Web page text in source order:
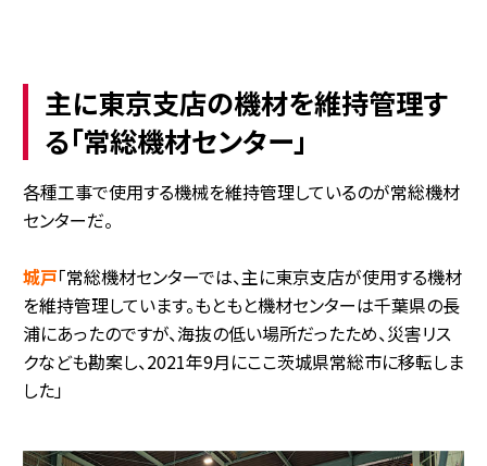
主に東京支店の機材を維持管理す
る「常総機材センター」
各種工事で使用する機械を維持管理しているのが常総機材
センターだ。
城戸「常総機材センターでは、主に東京支店が使用する機材
を維持管理しています。もともと機材センターは千葉県の長
浦にあったのですが、海抜の低い場所だったため、災害リス
クなども勘案し、2021年9月にここ茨城県常総市に移転しま
した」